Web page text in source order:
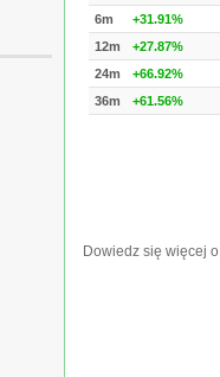
6m
+31.91%
12m
+27.87%
24m
+66.92%
36m
+61.56%
Dowiedz się więcej o